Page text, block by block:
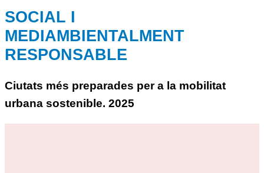
SOCIAL I
MEDIAMBIENTALMENT
RESPONSABLE
Ciutats més preparades per a la mobilitat
urbana sostenible. 2025